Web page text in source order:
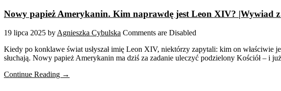
Nowy papież Amerykanin. Kim naprawdę jest Leon XIV? |Wywiad
19 lipca 2025 by Agnieszka Cybulska Comments are Disabled
Kiedy po konklawe świat usłyszał imię Leon XIV, niektórzy zapytali: kim on właściwie
słuchają. Nowy papież Amerykanin ma dziś za zadanie uleczyć podzielony Kościół – i
Continue Reading →